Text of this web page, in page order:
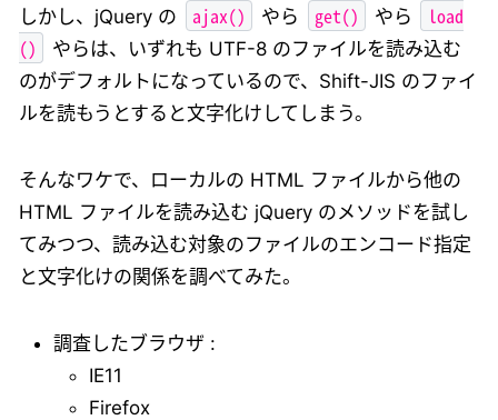
しかし、jQuery の ajax() やら get() やら
load
()
やらは、いずれも UTF-8 のファイルを読み込む
のがデフォルトになっているので、Shift-JIS のファイ
ルを読もうとすると文字化けしてしまう。
そんなワケで、ローカルの HTML ファイルから他の
HTML ファイルを読み込む jQuery のメソッドを試し
てみつつ、読み込む対象のファイルのエンコード指定
と文字化けの関係を調べてみた。
調査したブラウザ :
IE11
Firefox